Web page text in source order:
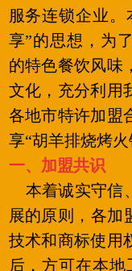
服务连锁企业。
享”的思想，为
的特色餐饮风味
文化，充分利用
各地市特许加盟
享“胡羊排烧烤
一、加盟共识
本着诚实守信
展的原则，各加
技术和商标使用
后，方可在本